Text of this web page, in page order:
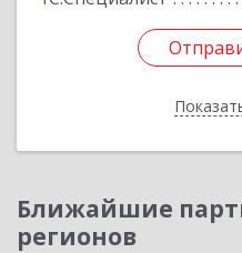
Ближайшие
регионов